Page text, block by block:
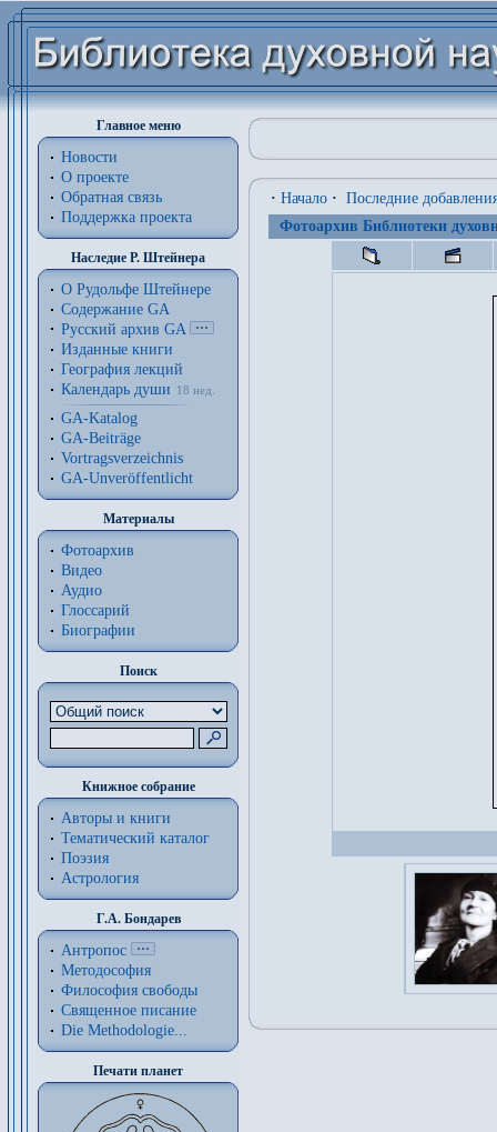
Главное меню
Новости
О проекте
Обратная связь
Поддержка проекта
Наследие Р. Штейнера
О Рудольфе Штейнере
Содержание GA
Русский архив GA
Изданные книги
География лекций
Календарь души
18 нед.
GA-Katalog
GA-Beiträge
Vortragsverzeichnis
GA-Unveröffentlicht
Материалы
Фотоархив
Видео
Аудио
Глоссарий
Биографии
Поиск
Книжное собрание
Авторы и книги
Тематический каталог
Поэзия
Астрология
Г.А. Бондарев
Антропос
Методософия
Философия cвободы
Священное писание
Die Methodologie...
Печати планет
· Начало · Последние
Фотоархив Библиотеки